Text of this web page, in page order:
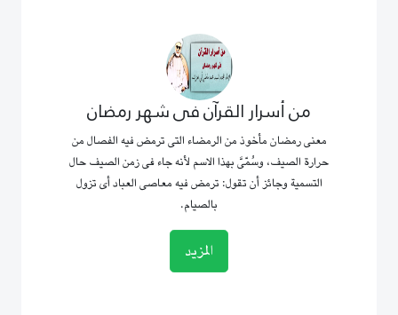
من أسرار القرآن فى شهر رمضان
معنى رمضان مأخوذ من الرمضاء التى ترمض فيه الفصال من
حرارة الصيف، وسُمّىَّ بهذا الاسم لأنه جاء فى زمن الصيف حال
التسمية وجائز أن تقول: ترمض فيه معاصى العباد أى تزول
بالصيام.
المزيد